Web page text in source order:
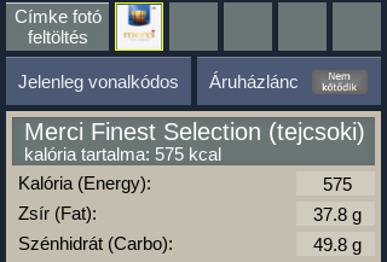
Címke fotó
feltöltés
Jelenleg vonalkódos Áruházlánc
Merci Finest Selection (tejcsoki)
kalória tartalma: 575 kcal
Kalória (Energy):
Zsír (Fat):
Szénhidrát (Carbo):